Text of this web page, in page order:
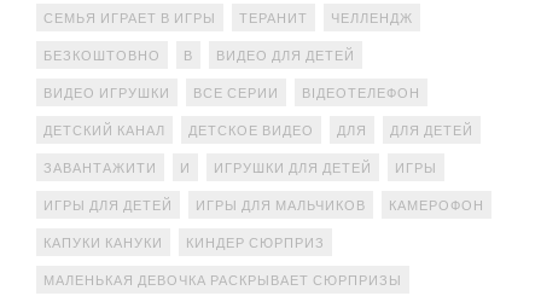
СЕМЬЯ ИГРАЕТ В ИГРЫ ТЕРАНИТ ЧЕЛЛЕНДЖ
БЕЗКОШТОВНО В ВИДЕО ДЛЯ ДЕТЕЙ
ВИДЕО ИГРУШКИ ВСЕ СЕРИИ ВІДЕОТЕЛЕФОН
ДЕТСКИЙ КАНАЛ ДЕТСКОЕ ВИДЕО ДЛЯ ДЛЯ ДЕТЕЙ
ЗАВАНТАЖИТИ И ИГРУШКИ ДЛЯ ДЕТЕЙ ИГРЫ
ИГРЫ ДЛЯ ДЕТЕЙ ИГРЫ ДЛЯ МАЛЬЧИКОВ КАМЕРОФОН
КАПУКИ КАНУКИ КИНДЕР СЮРПРИЗ
МАЛЕНЬКАЯ ДЕВОЧКА РАСКРЫВАЕТ СЮРПРИЗЫ